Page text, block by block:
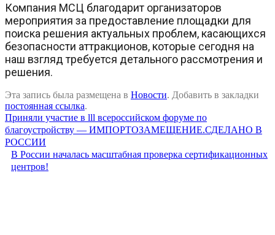
Компания МСЦ благодарит организаторов
мероприятия за предоставление площадки для
поиска решения актуальных проблем, касающихся
безопасности аттракционов, которые сегодня на
наш взгляд требуется детального рассмотрения и
решения.
Эта запись была размещена в Новости. Добавить в закладки
постоянная ссылка.
Приняли участие в lll всероссийском форуме по
благоустройству — ИМПОРТОЗАМЕЩЕНИЕ.СДЕЛАНО В
РОССИИ
В России началась масштабная проверка сертификационных
центров!